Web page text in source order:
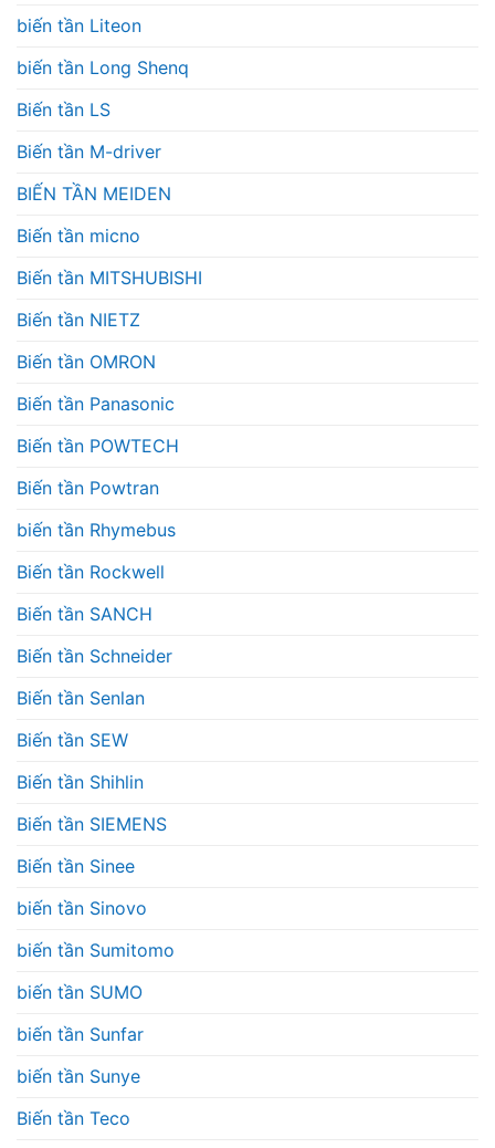
biến tần Liteon
biến tần Long Shenq
Biến tần LS
Biến tần M-driver
BIẾN TẦN MEIDEN
Biến tần micno
Biến tần MITSHUBISHI
Biến tần NIETZ
Biến tần OMRON
Biến tần Panasonic
Biến tần POWTECH
Biến tần Powtran
biến tần Rhymebus
Biến tần Rockwell
Biến tần SANCH
Biến tần Schneider
Biến tần Senlan
Biến tần SEW
Biến tần Shihlin
Biến tần SIEMENS
Biến tần Sinee
biến tần Sinovo
biến tần Sumitomo
biến tần SUMO
biến tần Sunfar
biến tần Sunye
Biến tần Teco